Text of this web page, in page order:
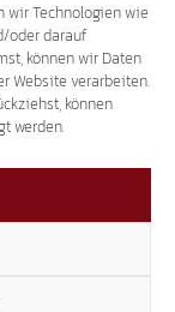
wir Technologien wie
oder darauf
können wir Daten
Website verarbeiten.
können
werden.